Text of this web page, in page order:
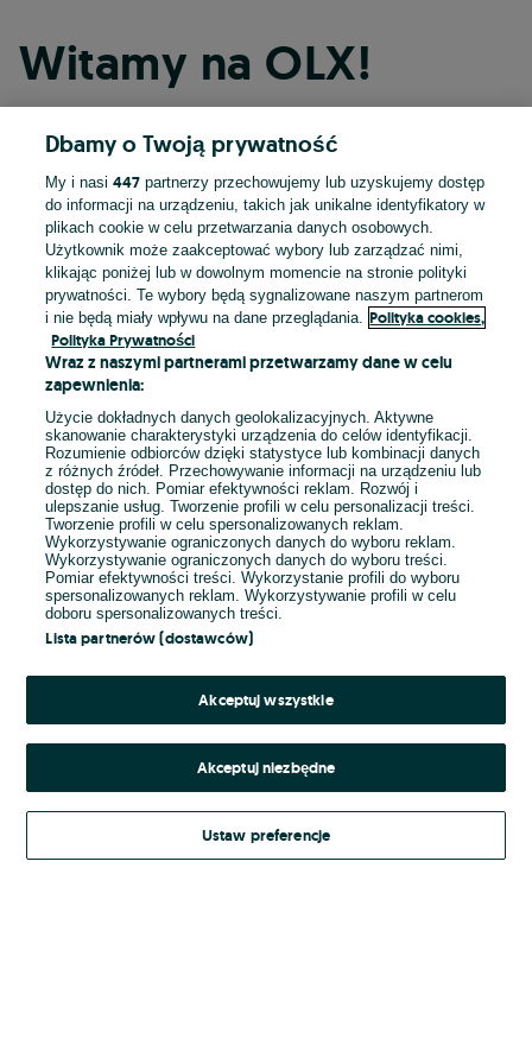
Witamy na OLX!
Kontynuuj przez Facebooka
Kontynuuj przez konto Apple
Kontynuuj przez konto Google
LUB
E-mail
Hasło
Kontynuując za pośrednictwem jednego z dostawców wskazanych powyżej,
Regulamin serwisu OLX.pl w jego aktualnym brzmieniu.
Dbamy o Twoją prywatność
My i nasi447 partnerzy przechowujemy lub uzyskujemy dostęp
do informacji na urządzeniu, takich jak unikalne identyfikatory w
plikach cookie w celu przetwarzania danych osobowych.
Użytkownik może zaakceptować wybory lub zarządzać nimi,
klikając poniżej lub w dowolnym momencie na stronie polityki
prywatności. Te wybory będą sygnalizowane naszym partnerom
i nie będą miały wpływu na dane przeglądania.
Polityka cookies,
Polityka Prywatności
Wraz z naszymi partnerami przetwarzamy dane w celu
zapewnienia:
Użycie dokładnych danych geolokalizacyjnych. Aktywne
skanowanie charakterystyki urządzenia do celów identyfikacji.
Rozumienie odbiorców dzięki statystyce lub kombinacji danych
z różnych źródeł. Przechowywanie informacji na urządzeniu lub
dostęp do nich. Pomiar efektywności reklam. Rozwój i
ulepszanie usług. Tworzenie profili w celu personalizacji treści.
Tworzenie profili w celu spersonalizowanych reklam.
Wykorzystywanie ograniczonych danych do wyboru reklam.
Wykorzystywanie ograniczonych danych do wyboru treści.
Pomiar efektywności treści. Wykorzystanie profili do wyboru
spersonalizowanych reklam. Wykorzystywanie profili w celu
doboru spersonalizowanych treści.
Lista partnerów (dostawców)
Akceptuj wszystkie
Akceptuj niezbędne
Ustaw preferencje